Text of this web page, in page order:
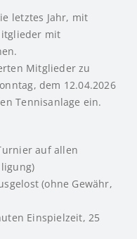
letztes Jahr, mit
mit
Mitglieder zu
dem 12.04.2026
Tennisanlage ein.
auf allen
(ohne Gewähr,
Einspielzeit, 25